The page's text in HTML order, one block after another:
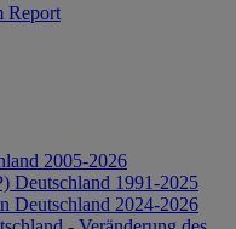
Report
2005-2026
Deutschland 1991-2025
Deutschland 2024-2026